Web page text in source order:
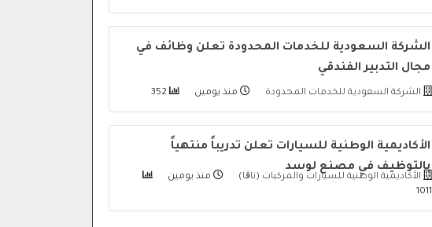
الشركة السعودية للخدمات المحدودة تعلن وظائف في
مجال التدبير الفندقي
الشركة السعودية للخدمات المحدودة منذ يومين
الأكاديمية الوطنية للسيارات تعلن تدريباً منتهياً
بالتوظيف في مصنع لوسد
الأكاديمية الوطنية للسيارات والمركبات (ناڨا)
منذ يومين
1011